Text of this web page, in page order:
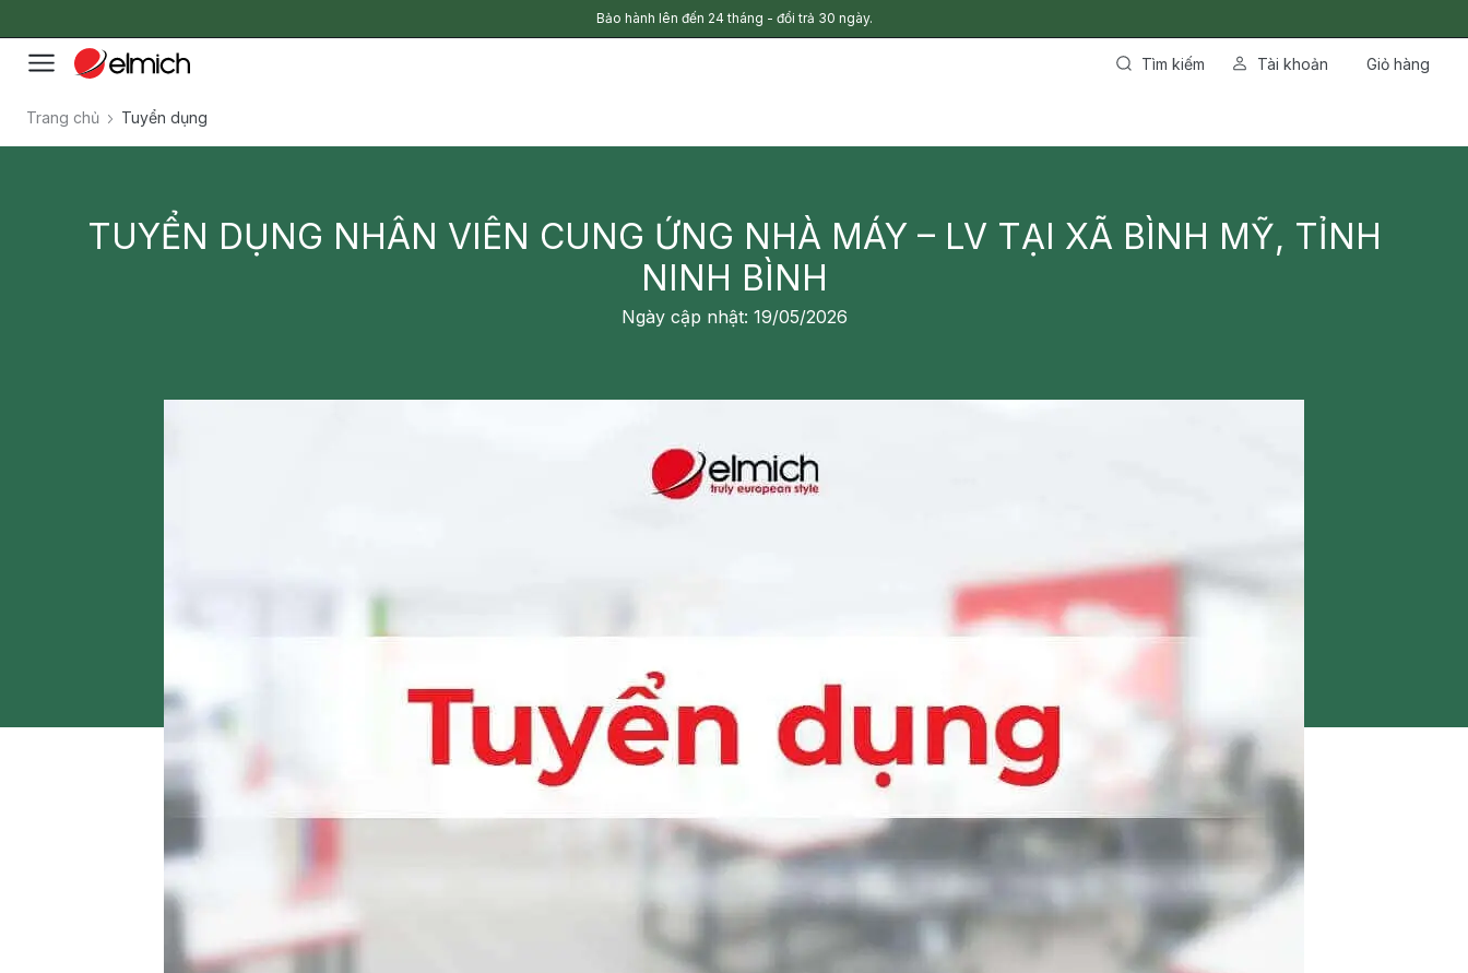
Bảo hành lên đến 24 tháng - đổi trả 30 ngày.
Tìm kiếm Tài khoản Giỏ hàng
Trang chủ Tuyển dụng
TUYỂN DỤNG NHÂN VIÊN CUNG ỨNG NHÀ MÁY – LV TẠI XÃ BÌNH MỸ, TỈNH
NINH BÌNH
Ngày cập nhật: 19/05/2026